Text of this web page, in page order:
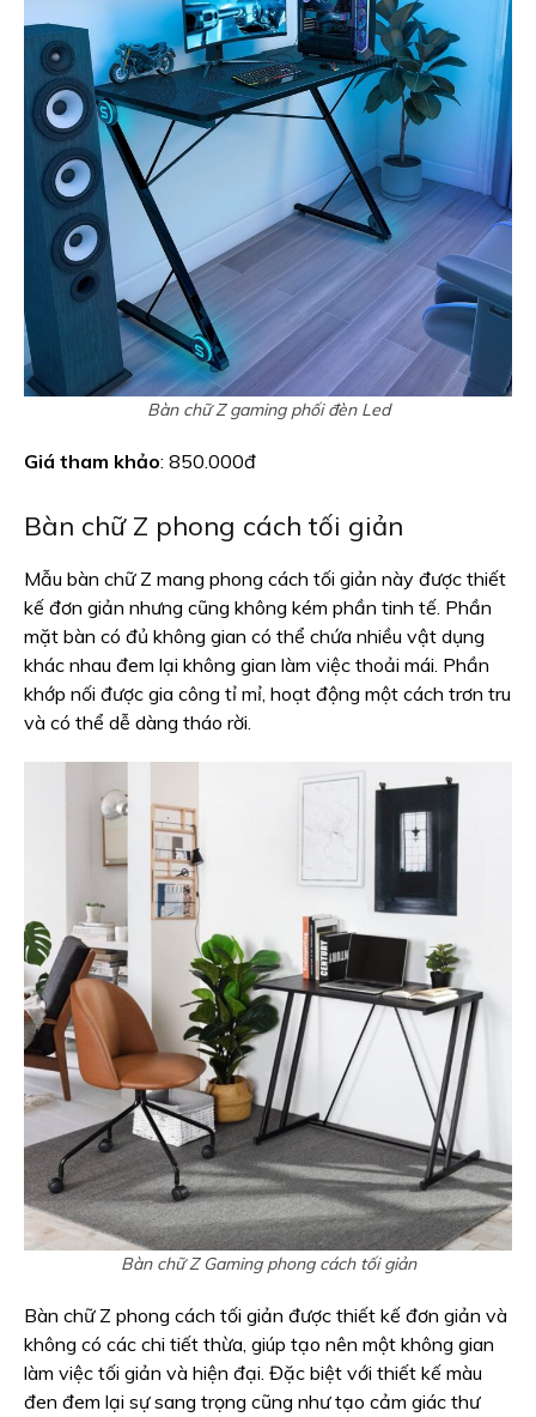
Bàn chữ Z gaming phối đèn Led
Giá tham khảo: 850.000đ
Bàn chữ Z phong cách tối giản
Mẫu bàn chữ Z mang phong cách tối giản này được thiết
kế đơn giản nhưng cũng không kém phần tinh tế. Phần
mặt bàn có đủ không gian có thể chứa nhiều vật dụng
khác nhau đem lại không gian làm việc thoải mái. Phần
khớp nối được gia công tỉ mỉ, hoạt động một cách trơn tru
và có thể dễ dàng tháo rời.
Bàn chữ Z Gaming phong cách tối giản
Bàn chữ Z phong cách tối giản được thiết kế đơn giản và
không có các chi tiết thừa, giúp tạo nên một không gian
làm việc tối giản và hiện đại. Đặc biệt với thiết kế màu
đen đem lại sự sang trọng cũng như tạo cảm giác thư